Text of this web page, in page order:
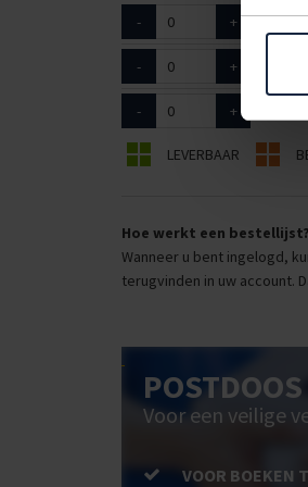
- +
- +
- +
LEVERBAAR
Hoe werkt een bestellijst?
Wanneer u bent ingelogd,
terugvinden in uw account.
Voor een veilige
VOOR BOEKEN